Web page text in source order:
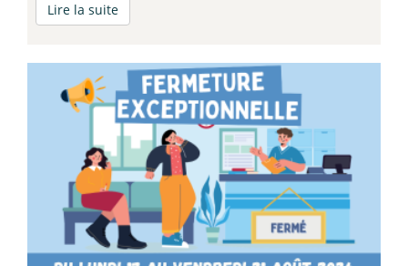
Lire la suite